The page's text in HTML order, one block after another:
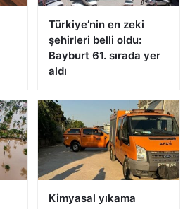
Türkiye’nin en zeki
şehirleri belli oldu:
Bayburt 61. sırada yer
aldı
Kimyasal yıkama